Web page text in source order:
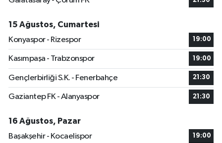
15 Ağustos, Cumartesi
Konyaspor - Rizespor
19:00
Kasımpaşa - Trabzonspor 19:00
Gençlerbirliği S.K. - Fenerbahçe 21:30
Gaziantep FK - Alanyaspor 21:30
16 Ağustos, Pazar
Başakşehir - Kocaelispor
19:00